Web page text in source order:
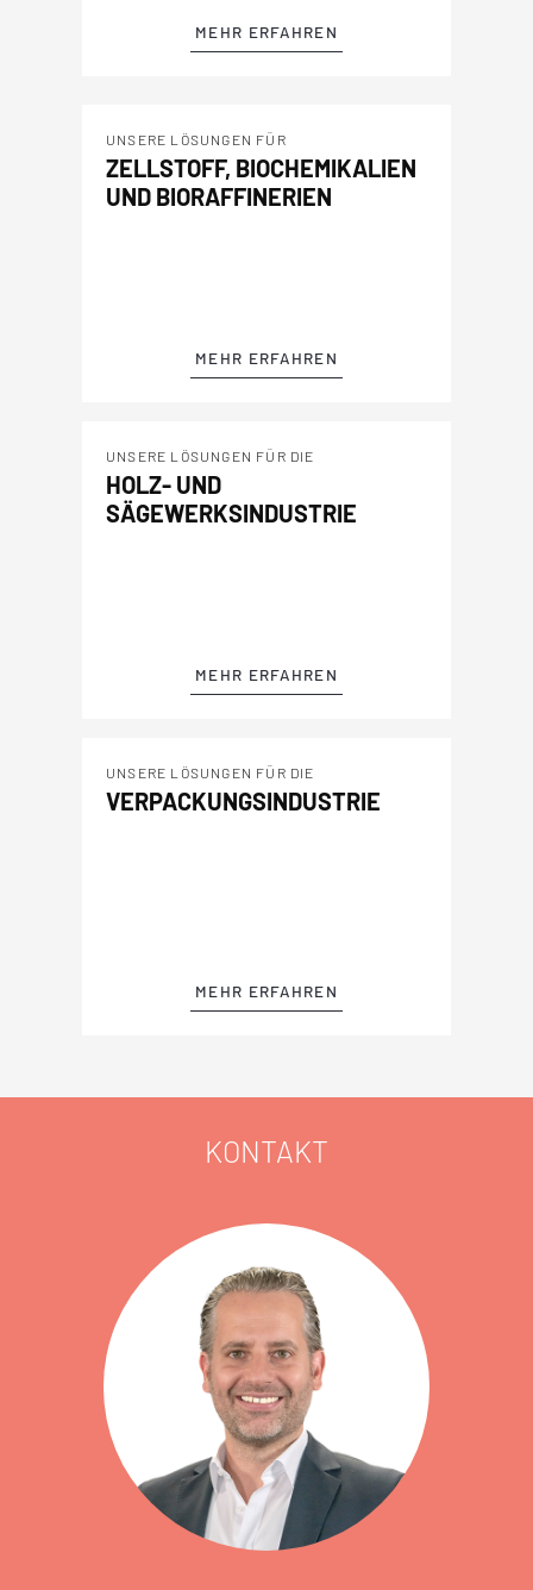
MEHR ERFAHREN
UNSERE LÖSUNGEN FÜR
ZELLSTOFF, BIOCHEMIKALIEN
UND BIORAFFINERIEN
MEHR ERFAHREN
UNSERE LÖSUNGEN FÜR DIE
HOLZ- UND
SÄGEWERKSINDUSTRIE
MEHR ERFAHREN
UNSERE LÖSUNGEN FÜR DIE
VERPACKUNGSINDUSTRIE
MEHR ERFAHREN
KONTAKT